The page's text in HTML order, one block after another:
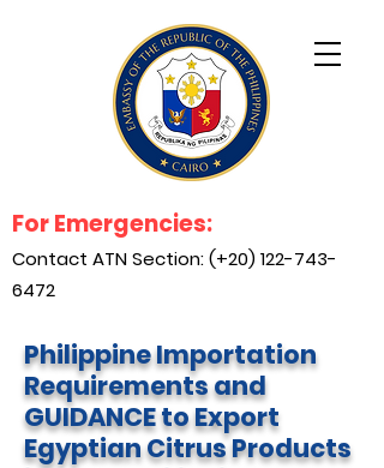
For Emergencies:
Contact ATN Section: (+20) 122-743-
6472
Philippine Importation
Requirements and
GUIDANCE to Export
Egyptian Citrus Products